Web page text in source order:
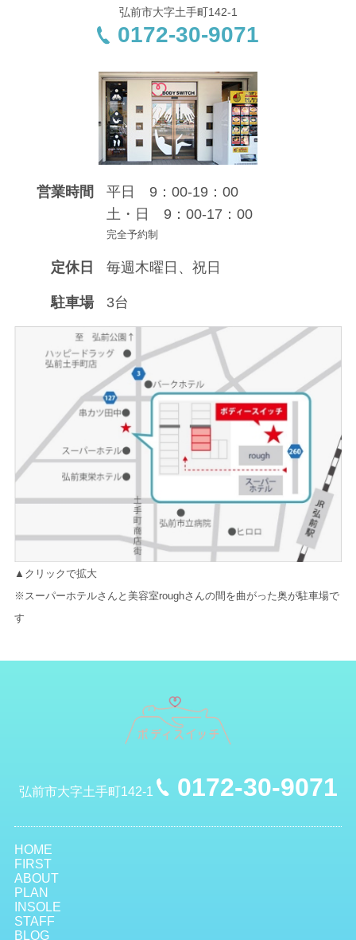
弘前市大字土手町142-1
0172-30-9071
営業時間
平日 9：00-19：00
土・日 9：00-17：00
完全予約制
定休日 毎週木曜日、祝日
駐車場 3台
▲クリックで拡大
※スーパーホテルさんと美容室roughさんの間を曲がった奥が駐車場で
す
HOME
FIRST
ABOUT
PLAN
INSOLE
STAFF
BLOG
弘前市大字土手町142-1 0172-30-9071